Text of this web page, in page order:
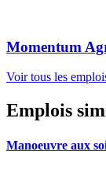
Momentum
Voir tous les
Emplois
Manoeuvre aux